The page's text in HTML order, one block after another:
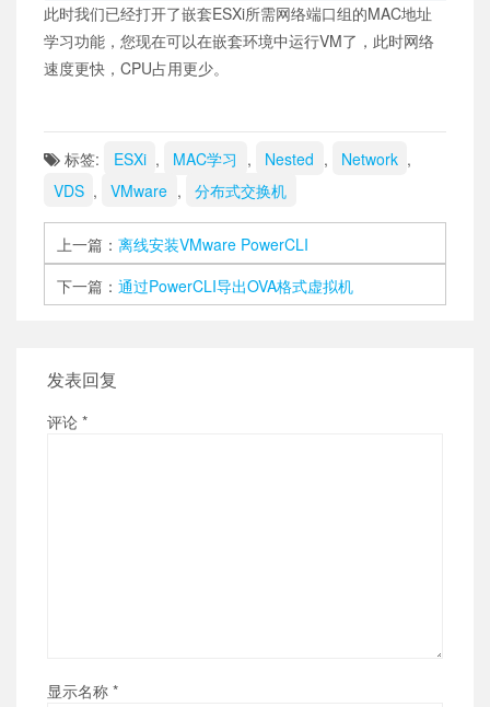
此时我们已经打开了嵌套ESXi所需网络端口组的MAC地址
学习功能，您现在可以在嵌套环境中运行VM了，此时网络
速度更快，CPU占用更少。
标签: ESXi , MAC学习 , Nested , Network ,
VDS , VMware , 分布式交换机
上一篇：离线安装VMware PowerCLI
下一篇：通过PowerCLI导出OVA格式虚拟机
发表回复
评论 *
显示名称 *